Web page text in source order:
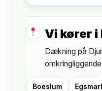
Vi kører
Dækning på
Boeslum